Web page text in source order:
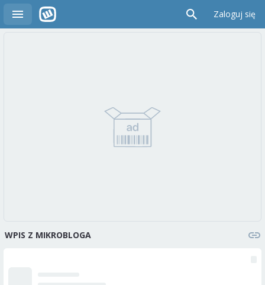
Zaloguj się
WPIS Z MIKROBLOGA